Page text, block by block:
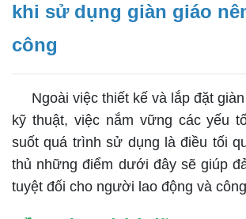
khi sử dụng giàn giáo
công
Ngoài việc thiết kế và lắp đặt
kỹ thuật, việc nắm vững các yếu
suốt quá trình sử dụng là điều tối
thủ những điểm dưới đây sẽ giúp
tuyệt đối cho người lao động và